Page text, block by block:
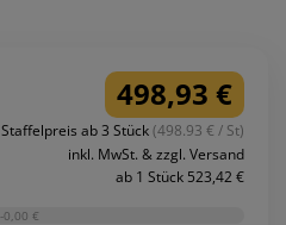
498,93 €
Staffelpreis ab 3 Stück(498.93 € / St)
inkl. MwSt. & zzgl. Versand
ab 1 Stück 523,42 €
-0,00 €